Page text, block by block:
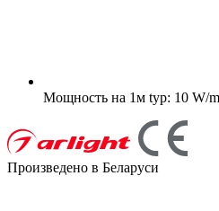
Мощность на 1м typ: 10 W/
Произведено в Беларуси